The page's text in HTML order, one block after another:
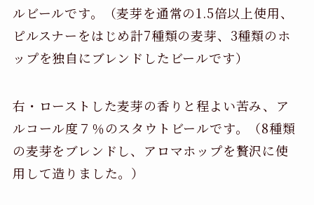
ルビールです。（麦芽を通常の1.5倍以上使用、
ピルスナーをはじめ計7種類の麦芽、3種類のホ
ップを独自にブレンドしたビールです）
右・ローストした麦芽の香りと程よい苦み、ア
ルコール度７％のスタウトビールです。（8種類
の麦芽をブレンドし、アロマホップを贅沢に使
用して造りました。）